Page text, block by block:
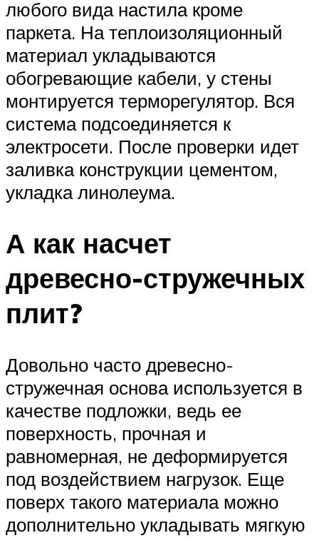
любого вида настила кроме
паркета. На теплоизоляционный
материал укладываются
обогревающие кабели, у стены
монтируется терморегулятор. Вся
система подсоединяется к
электросети. После проверки идет
заливка конструкции цементом,
укладка линолеума.
А как насчет
древесно-стружечных
плит?
Довольно часто древесно-
стружечная основа используется в
качестве подложки, ведь ее
поверхность, прочная и
равномерная, не деформируется
под воздействием нагрузок. Еще
поверх такого материала можно
дополнительно укладывать мягкую